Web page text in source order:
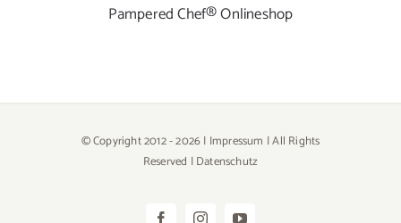
Pampered Chef® Onlineshop
© Copyright 2012 -2026 | Impressum | All Rights
Reserved |Datenschutz